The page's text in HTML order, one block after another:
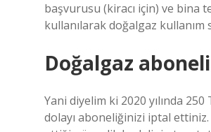
başvurusu (kiracı için) ve bina
kullanılarak doğalgaz
Doğalgaz
Yani diyelim ki 2020 yılında
dolayı aboneliğinizi iptal